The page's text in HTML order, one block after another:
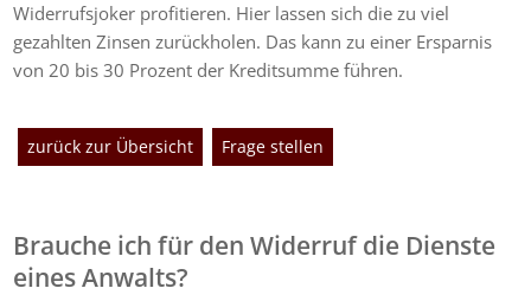
Widerrufsjoker profitieren. Hier lassen sich die zu viel
gezahlten Zinsen zurückholen. Das kann zu einer Ersparnis
von 20 bis 30 Prozent der Kreditsumme führen.
zurück zur Übersicht Frage stellen
Brauche ich für den Widerruf die Dienste
eines Anwalts?